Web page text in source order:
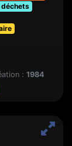
: 1984